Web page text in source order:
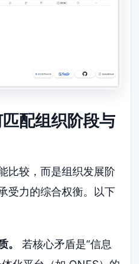
配组织阶段与
比较，而是组织发展阶
受力的综合权衡。以下
。
若核心矛盾是“信息